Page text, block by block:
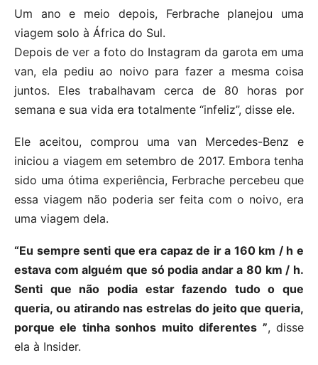
Um ano e meio depois, Ferbrache planejou uma
viagem solo à África do Sul.
Depois de ver a foto do Instagram da garota em uma
van, ela pediu ao noivo para fazer a mesma coisa
juntos. Eles trabalhavam cerca de 80 horas por
semana e sua vida era totalmente “infeliz”, disse ele.
Ele aceitou, comprou uma van Mercedes-Benz e
iniciou a viagem em setembro de 2017. Embora tenha
sido uma ótima experiência, Ferbrache percebeu que
essa viagem não poderia ser feita com o noivo, era
uma viagem dela.
“Eu sempre senti que era capaz de ir a 160 km / h e
estava com alguém que só podia andar a 80 km / h.
Senti que não podia estar fazendo tudo o que
queria, ou atirando nas estrelas do jeito que queria,
porque ele tinha sonhos muito diferentes ”, disse
ela à Insider.